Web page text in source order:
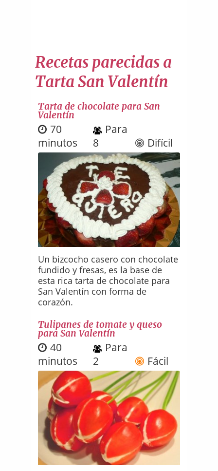
Recetas parecidas a
Tarta San Valentín
Tarta de chocolate para San
Valentín
70
minutos
Para
8
Difícil
Un bizcocho casero con chocolate
fundido y fresas, es la base de
esta rica tarta de chocolate para
San Valentín con forma de
corazón.
Tulipanes de tomate y queso
para San Valentín
40
minutos
Para
2
Fácil